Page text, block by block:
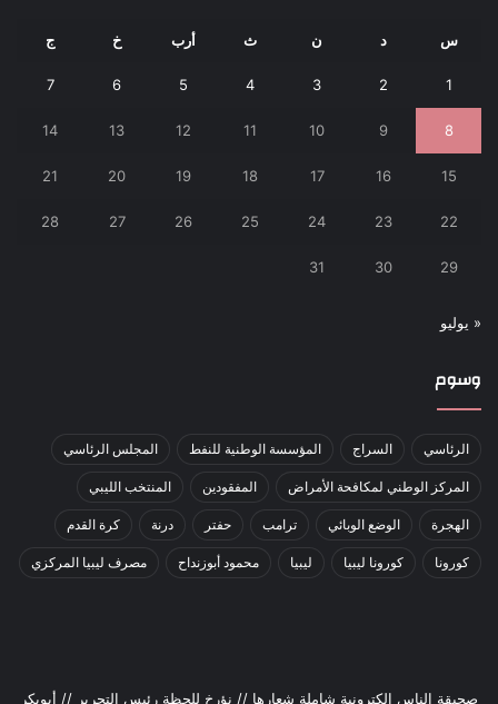
س د ن ث أرب خ ج
1
2
3
4
5
6
7
8
9
10
11
12
13
14
15
16
17
18
19
20
21
22
23
24
25
26
27
28
29
30
31
« يوليو
وسوم
الرئاسي السراج المؤسسة الوطنية للنفط المجلس الرئاسي
المركز الوطني لمكافحة الأمراض المفقودين المنتخب الليبي
الهجرة الوضع الوبائي ترامب حفتر درنة كرة القدم
كورونا كورونا ليبيا ليبيا محمود أبوزنداح مصرف ليبيا المركزي
صحيقة الناس إلكترونية شاملة شعارها // نؤرخ للحظة رئيس التحرير // أبوبكر